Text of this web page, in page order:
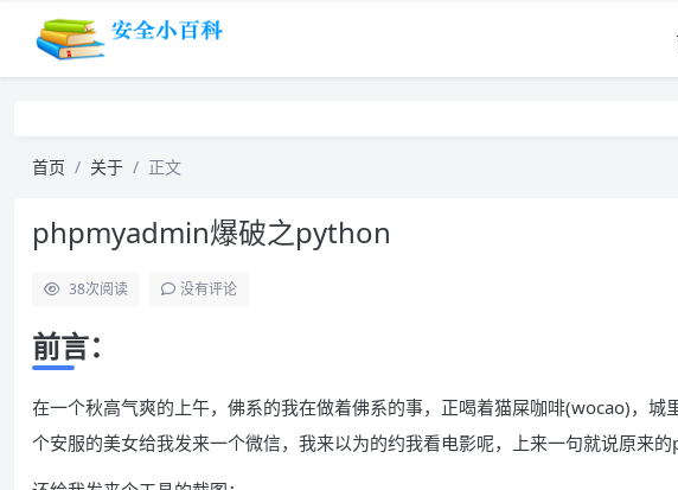
首页 关于 正文
phpmyadmin爆破之python
38次阅读 没有评论
前言：
在一个秋高气爽的上午，佛系的我在做着佛系的事，正喝着猫屎咖啡(wocao)，
个安服的美女给我发来一个微信，我来以为的约我看电影呢，上来一句就说原来